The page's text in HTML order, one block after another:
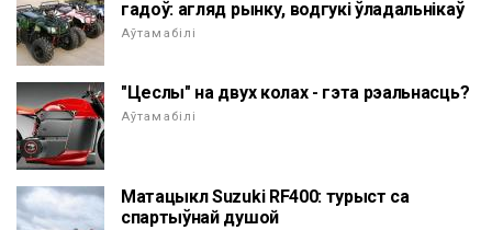
гадоў: агляд рынку, водгукі ўладальнікаў
Аўтамабілі
"Цеслы" на двух колах - гэта рэальнасць?
Аўтамабілі
Матацыкл Suzuki RF400: турыст са
спартыўнай душой